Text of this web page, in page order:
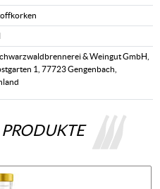
& Weingut GmbH,
1, 77723 Gengenbach,
PRODUKTE